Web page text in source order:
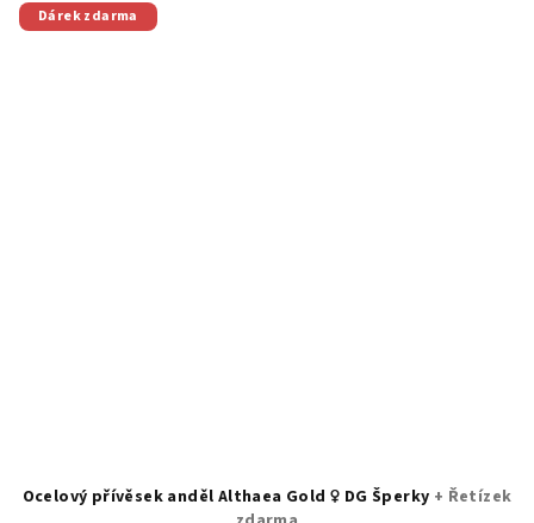
Dárek zdarma
Ocelový přívěsek anděl Althaea Gold ♀️ DG Šperky + Řetízek